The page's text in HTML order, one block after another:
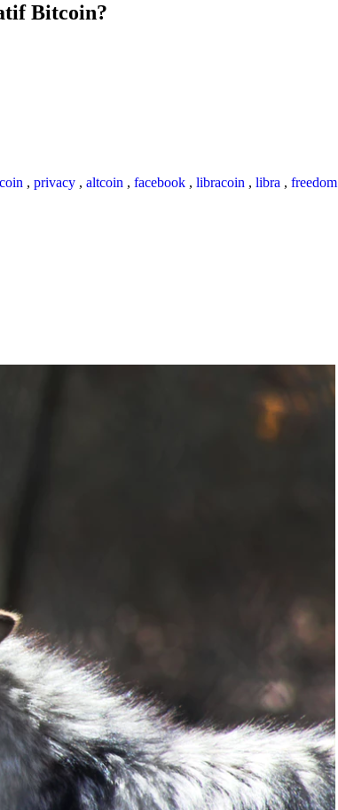
Bitcoin?
, privacy , altcoin , facebook , libracoin , libra , freedom